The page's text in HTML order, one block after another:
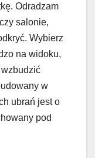
Odradzam
salonie,
Wybierz
na widoku,
wzbudzić
w
ubrań jest o
pod